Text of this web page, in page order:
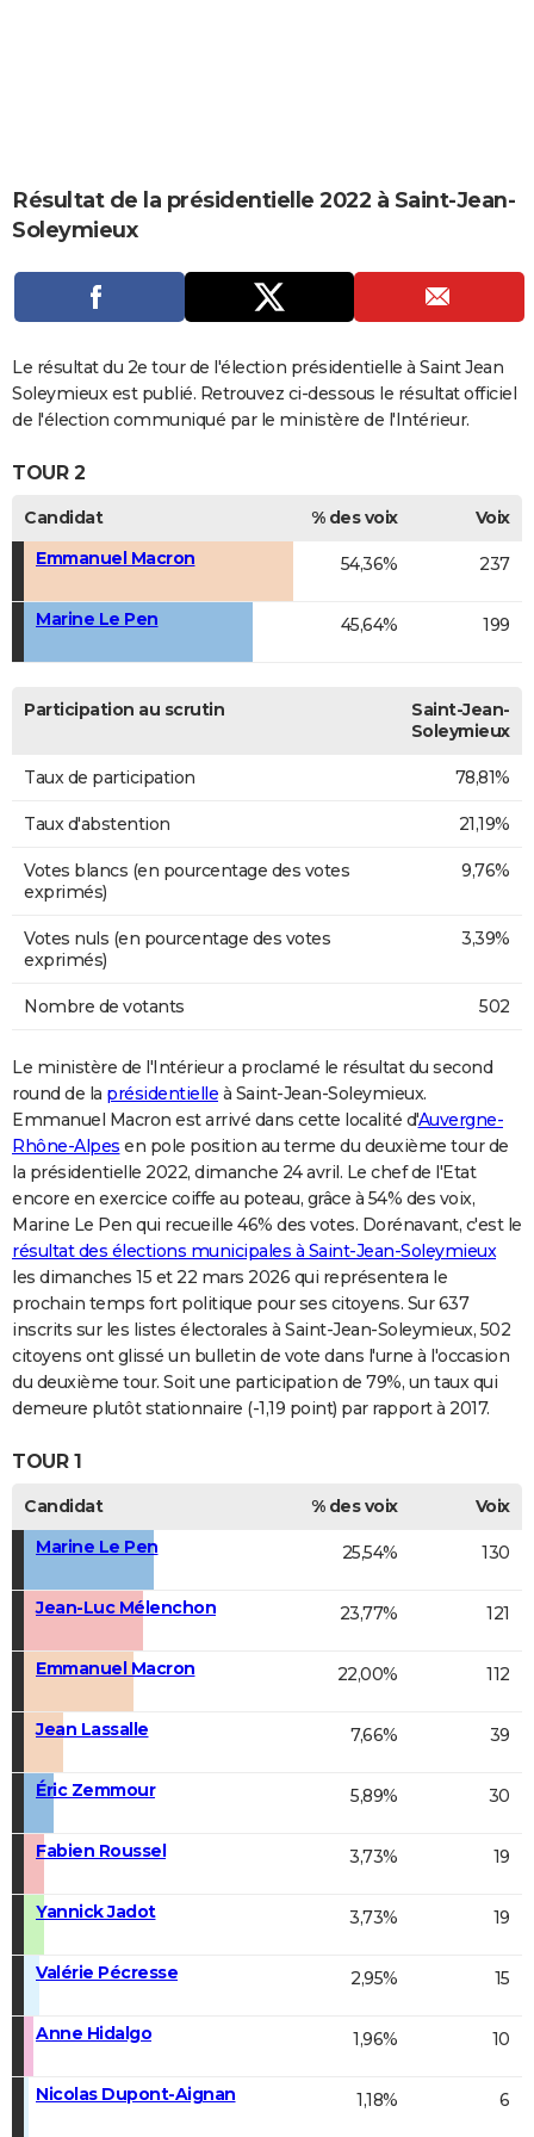
DICTIONNAIRE
PROGRAMME TV
COPAINS D'AVANT
S'inscrire
Se connecter
Lycées
Collèges
Primaires
Universités
Entreprises
Service militaire
Avis de recherche
AVIS DE DÉCÈS
FORUM
Résultat de la présidentielle 2022 à Saint-Jean-
Soleymieux
Le résultat du 2e tour de l'élection présidentielle à Saint Jean
Soleymieux est publié. Retrouvez ci-dessous le résultat officiel
de l'élection communiqué par le ministère de l'Intérieur.
TOUR 2
Candidat % des voix
Voix
Emmanuel Macron
54,36% 237
Marine Le Pen 45,64% 199
Participation au scrutin
Saint-Jean-
Soleymieux
Taux de participation 78,81%
Taux d'abstention 21,19%
Votes blancs (en pourcentage des votes
exprimés)
9,76%
Votes nuls (en pourcentage des votes
exprimés)
3,39%
Nombre de votants 502
Le ministère de l'Intérieur a proclamé le résultat du second
round de la présidentielle à Saint-Jean-Soleymieux.
Emmanuel Macron est arrivé dans cette localité d'Auvergne-
Rhône-Alpes en pole position au terme du deuxième tour de
la présidentielle 2022, dimanche 24 avril. Le chef de l'Etat
encore en exercice coiffe au poteau, grâce à 54% des voix,
Marine Le Pen qui recueille 46% des votes. Dorénavant, c'est le
résultat des élections municipales à Saint-Jean-Soleymieux
les dimanches 15 et 22 mars 2026 qui représentera le
prochain temps fort politique pour ses citoyens. Sur 637
inscrits sur les listes électorales à Saint-Jean-Soleymieux, 502
citoyens ont glissé un bulletin de vote dans l'urne à l'occasion
du deuxième tour. Soit une participation de 79%, un taux qui
demeure plutôt stationnaire (-1,19 point) par rapport à 2017.
TOUR 1
Candidat % des voix
Voix
Marine Le Pen
25,54% 130
Jean-Luc Mélenchon 23,77% 121
Emmanuel Macron 22,00% 112
Jean Lassalle 7,66% 39
Éric Zemmour 5,89% 30
Fabien Roussel 3,73% 19
Yannick Jadot 3,73% 19
Valérie Pécresse 2,95% 15
Anne Hidalgo 1,96% 10
Nicolas Dupont-Aignan 1,18% 6